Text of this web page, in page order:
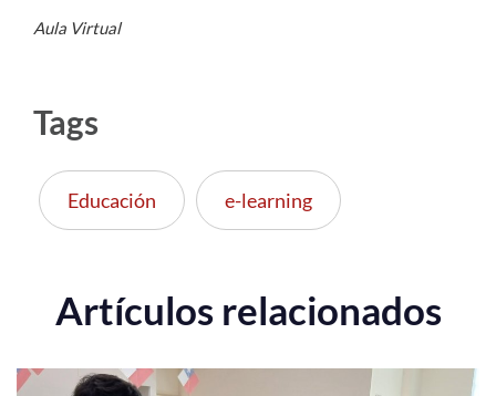
Aula Virtual
Tags
Educación e-learning
Artículos relacionados